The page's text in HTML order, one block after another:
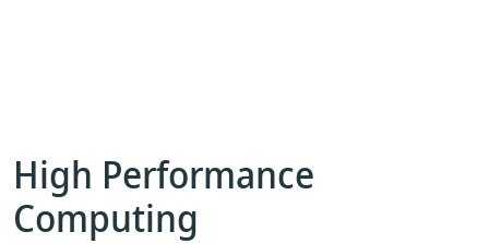
High Performance
Computing